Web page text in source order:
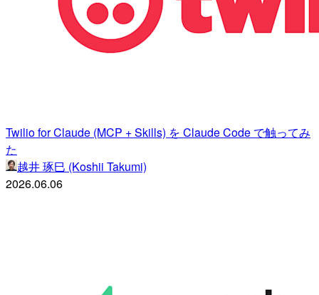
Twilio for Claude (MCP + Skills) を Claude Code で触ってみ
た
越井 琢巳 (Koshii Takumi)
2026.06.06